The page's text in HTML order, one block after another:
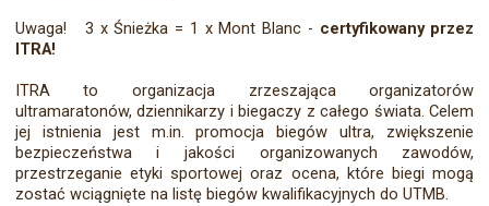
Uwaga! 3 x Śnieżka = 1 x Mont Blanc - certyfikowany przez
ITRA!
ITRA to organizacja zrzeszająca organizatorów
ultramaratonów, dziennikarzy i biegaczy z całego świata. Celem
jej istnienia jest m.in. promocja biegów ultra, zwiększenie
bezpieczeństwa i jakości organizowanych zawodów,
przestrzeganie etyki sportowej oraz ocena, które biegi mogą
zostać wciągnięte na listę biegów kwalifikacyjnych do UTMB.